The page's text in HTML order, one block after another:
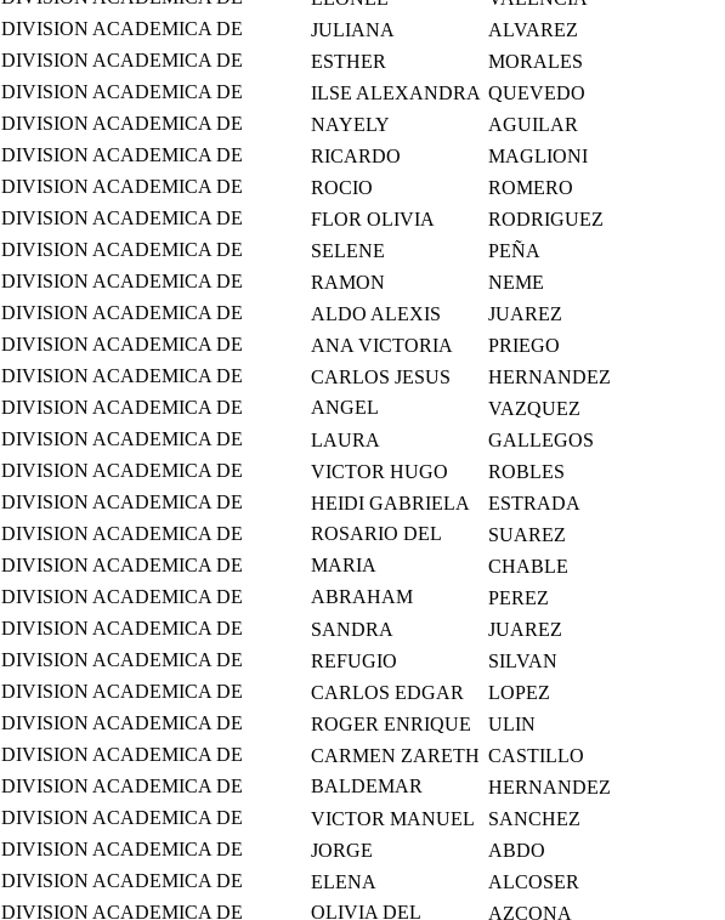
ADMINISTRATIVAS
CIENCIAS ECONOMICO
ADMINISTRATIVAS
DIVISION ACADEMICA DE
CIENCIAS ECONOMICO
ADMINISTRATIVAS
JULIANA
ALVAREZ
DIVISION ACADEMICA DE
CIENCIAS ECONOMICO
ADMINISTRATIVAS
ESTHER
MORALES
DIVISION ACADEMICA DE
CIENCIAS ECONOMICO
ADMINISTRATIVAS
ILSE ALEXANDRA QUEVEDO
DIVISION ACADEMICA DE
CIENCIAS ECONOMICO
ADMINISTRATIVAS
NAYELY
AGUILAR
DIVISION ACADEMICA DE
CIENCIAS ECONOMICO
ADMINISTRATIVAS
RICARDO
MAGLIONI
DIVISION ACADEMICA DE
CIENCIAS ECONOMICO
ADMINISTRATIVAS
ROCIO
ROMERO
DIVISION ACADEMICA DE
CIENCIAS ECONOMICO
ADMINISTRATIVAS
FLOR OLIVIA
RODRIGUEZ
DIVISION ACADEMICA DE
CIENCIAS ECONOMICO
ADMINISTRATIVAS
SELENE
PEÑA
DIVISION ACADEMICA DE
CIENCIAS ECONOMICO
ADMINISTRATIVAS
RAMON
NEME
DIVISION ACADEMICA DE
CIENCIAS ECONOMICO
ADMINISTRATIVAS
ALDO ALEXIS
JUAREZ
DIVISION ACADEMICA DE
CIENCIAS ECONOMICO
ADMINISTRATIVAS
ANA VICTORIA
PRIEGO
DIVISION ACADEMICA DE
CIENCIAS ECONOMICO
ADMINISTRATIVAS
CARLOS JESUS
HERNANDEZ
DIVISION ACADEMICA DE
CIENCIAS ECONOMICO
ADMINISTRATIVAS
ANGEL
HUMBERTO
VAZQUEZ
DIVISION ACADEMICA DE
CIENCIAS ECONOMICO
ADMINISTRATIVAS
LAURA
GALLEGOS
DIVISION ACADEMICA DE
CIENCIAS ECONOMICO
ADMINISTRATIVAS
VICTOR HUGO
ROBLES
DIVISION ACADEMICA DE
CIENCIAS ECONOMICO
ADMINISTRATIVAS
HEIDI GABRIELA
ESTRADA
DIVISION ACADEMICA DE
CIENCIAS ECONOMICO
ADMINISTRATIVAS
ROSARIO DEL
CARMEN
SUAREZ
DIVISION ACADEMICA DE
CIENCIAS ECONOMICO
ADMINISTRATIVAS
MARIA
GUADALUPE
CHABLE
DIVISION ACADEMICA DE
CIENCIAS ECONOMICO
ADMINISTRATIVAS
ABRAHAM
GERARDO
PEREZ
DIVISION ACADEMICA DE
CIENCIAS ECONOMICO
ADMINISTRATIVAS
SANDRA
JUAREZ
DIVISION ACADEMICA DE
CIENCIAS ECONOMICO
ADMINISTRATIVAS
REFUGIO
SILVAN
DIVISION ACADEMICA DE
CIENCIAS ECONOMICO
ADMINISTRATIVAS
CARLOS EDGAR
LOPEZ
DIVISION ACADEMICA DE
CIENCIAS ECONOMICO
ADMINISTRATIVAS
ROGER ENRIQUE
ULIN
DIVISION ACADEMICA DE
CIENCIAS ECONOMICO
ADMINISTRATIVAS
CARMEN ZARETH CASTILLO
DIVISION ACADEMICA DE
CIENCIAS ECONOMICO
ADMINISTRATIVAS
BALDEMAR
FABIAN
HERNANDEZ
DIVISION ACADEMICA DE
CIENCIAS ECONOMICO
ADMINISTRATIVAS
VICTOR MANUEL
SANCHEZ
DIVISION ACADEMICA DE
CIENCIAS SOCIALES Y
HUMANIDADES
JORGE
ABDO
DIVISION ACADEMICA DE
CIENCIAS SOCIALES Y
ELENA
ALCOSER
DIVISION ACADEMICA DE
OLIVIA DEL
AZCONA